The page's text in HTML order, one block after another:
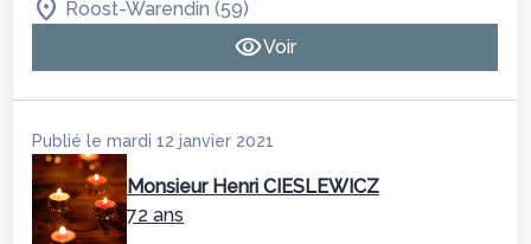
Roost-Warendin (59)
Voir
Publié le mardi 12 janvier 2021
Monsieur Henri CIESLEWICZ
72 ans